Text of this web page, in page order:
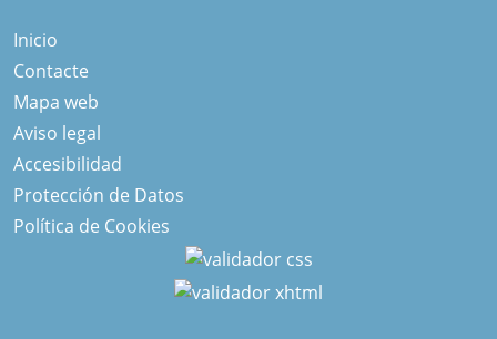
Inicio
Contacte
Mapa web
Aviso legal
Accesibilidad
Protección de Datos
Política de Cookies